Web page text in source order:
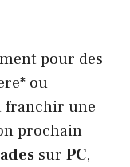
pour des
ou
franchir une
prochain
sur PC,